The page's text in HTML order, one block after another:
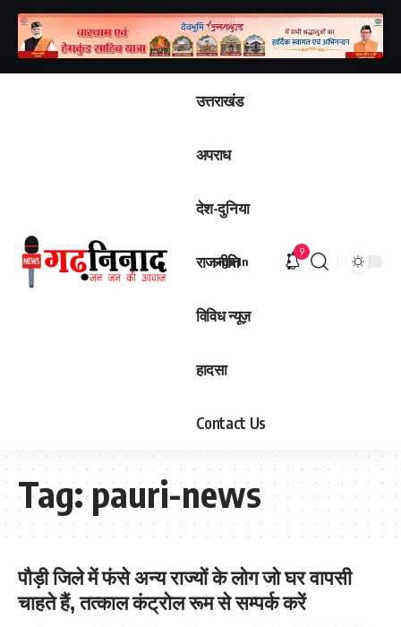
उत्तराखंड
अपराध
देश-दुनिया
राजनीति
विविध न्यूज़
हादसा
Contact Us
Sign In
9
Tag:pauri-news
पौड़ी जिले में फंसे अन्य राज्यों के लोग जो घर वापसी
चाहते हैं, तत्काल कंट्रोल रूम से सम्पर्क करें